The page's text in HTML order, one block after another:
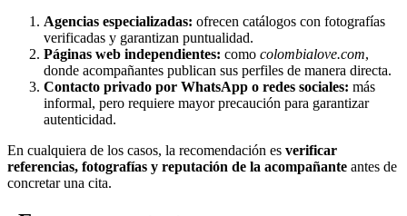
Agencias especializadas: ofrecen catálogos con fotografías
verificadas y garantizan puntualidad.
Páginas web independientes: como colombialove.com,
donde acompañantes publican sus perfiles de manera directa.
Contacto privado por WhatsApp o redes sociales: más
informal, pero requiere mayor precaución para garantizar
autenticidad.
En cualquiera de los casos, la recomendación es verificar
referencias, fotografías y reputación de la acompañante antes de
concretar una cita.